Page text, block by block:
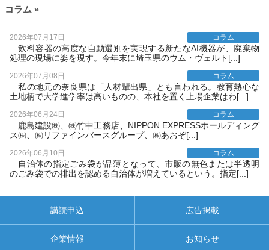
コラム »
2026年07月17日 コラム
飲料容器の高度な自動選別を実現する新たなAI機器が、廃棄物
処理の現場に姿を現す。今年末に埼玉県のウム・ヴェルト[...]
2026年07月08日 コラム
私の地元の奈良県は「人材輩出県」とも言われる。教育熱心な
土地柄で大学進学率は高いものの、本社を置く上場企業はわ[...]
2026年06月24日 コラム
鹿島建設㈱、㈱竹中工務店、NIPPON EXPRESSホールディング
ス㈱、㈱リファインバースグループ、㈱あおぞ[...]
2026年06月10日 コラム
自治体の指定ごみ袋が品薄となって、市販の無色または半透明
のごみ袋での排出を認める自治体が増えているという。指定[...]
講読申込 広告掲載
企業情報 お知らせ